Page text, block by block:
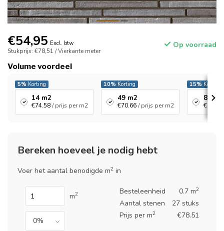
€54,95 Excl. btw
Stukprijs: €78,51 / Vierkante meter
Op voorraad
Volume voordeel
5% Korting
14 m2
€74.58/ prijs per m2
10% Korting
49 m2
€70.66/ prijs per m2
15% Korting
84 m2
€66.73
Bereken hoeveel je nodig hebt
Voer het aantal benodigde m2 in
m2 Besteleenheid 0.7 m2
Aantal stenen
27 stuks
Prijs per m2 €78.51